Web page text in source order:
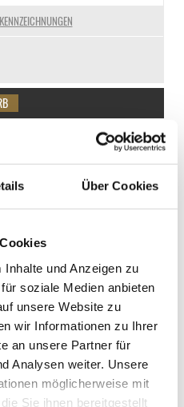
Über Cookies
und Anzeigen zu
soziale Medien anbieten
unsere Website zu
wir Informationen zu Ihrer
an unsere Partner für
Analysen weiter. Unsere
möglicherweise mit
Sie ihnen bereitgestellt
- Chili Paste, scharf, vegan,
500 g
ähnlich der Penne
500 g